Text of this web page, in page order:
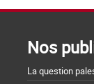
Nos
La question